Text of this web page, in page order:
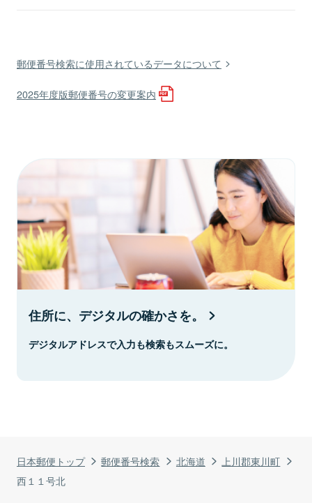
日本郵便トップ 郵便番号検索 北海道
上川郡東川町
西１１号北
郵便番号検索に使用されているデータについて
2025年度版郵便番号の変更案内
住所に、デジタルの確かさを。
デジタルアドレスで入力も検索もスムーズに。